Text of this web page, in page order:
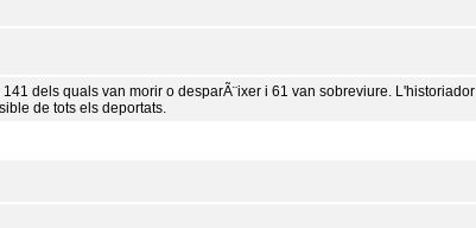
dels quals van morir o desparÃ¨ixer i 61 van sobreviure. L'historiador
de tots els deportats.